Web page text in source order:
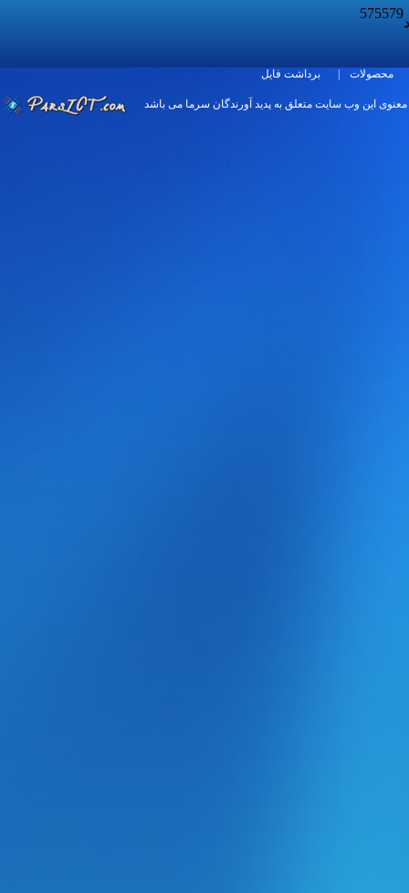
575579
برداشت فایل محصولات
اين وب سایت متعلق به پدید آورندگان سرما می باشد